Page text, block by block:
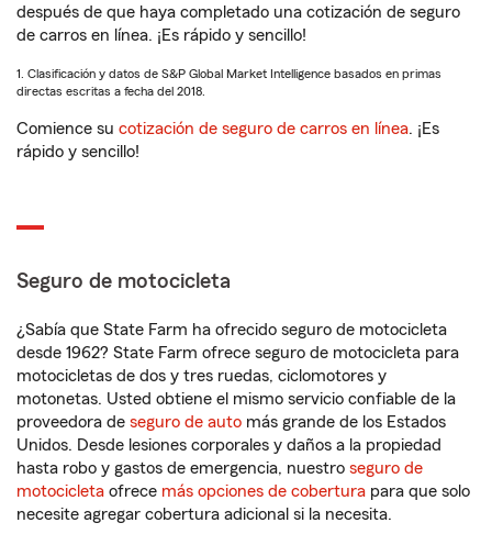
después de que haya completado una cotización de seguro
de carros en línea. ¡Es rápido y sencillo!
1. Clasificación y datos de S&P Global Market Intelligence basados en primas
directas escritas a fecha del 2018.
Comience su cotización de seguro de carros en línea. ¡Es
rápido y sencillo!
Seguro de motocicleta
¿Sabía que State Farm ha ofrecido seguro de motocicleta
desde 1962? State Farm ofrece seguro de motocicleta para
motocicletas de dos y tres ruedas, ciclomotores y
motonetas. Usted obtiene el mismo servicio confiable de la
proveedora de seguro de auto más grande de los Estados
Unidos. Desde lesiones corporales y daños a la propiedad
hasta robo y gastos de emergencia, nuestro seguro de
motocicleta ofrece más opciones de cobertura para que solo
necesite agregar cobertura adicional si la necesita.